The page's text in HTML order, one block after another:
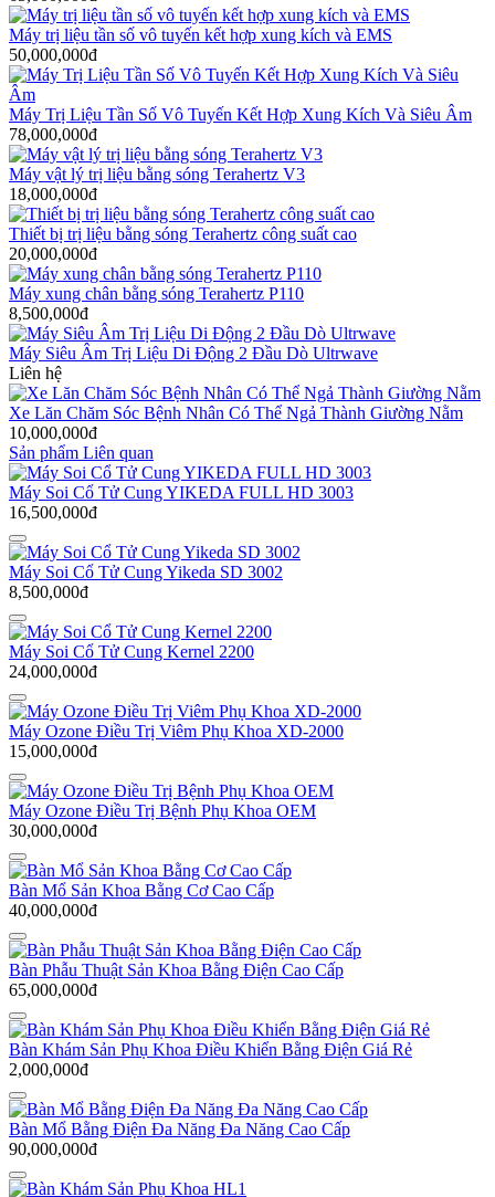
Máy trị liệu tần số vô tuyến kết hợp xung kích và EMS
50,000,000đ
Máy Trị Liệu Tần Số Vô Tuyến Kết Hợp Xung Kích Và Siêu Âm
78,000,000đ
Máy vật lý trị liệu bằng sóng Terahertz V3
18,000,000đ
Thiết bị trị liệu bằng sóng Terahertz công suất cao
20,000,000đ
Máy xung chân bằng sóng Terahertz P110
8,500,000đ
Máy Siêu Âm Trị Liệu Di Động 2 Đầu Dò Ultrwave
Liên hệ
Xe Lăn Chăm Sóc Bệnh Nhân Có Thể Ngả Thành Giường Nằm
10,000,000đ
Sản phẩm Liên quan
Máy Soi Cổ Tử Cung YIKEDA FULL HD 3003
16,500,000đ
Máy Soi Cổ Tử Cung Yikeda SD 3002
8,500,000đ
Máy Soi Cổ Tử Cung Kernel 2200
24,000,000đ
Máy Ozone Điều Trị Viêm Phụ Khoa XD-2000
15,000,000đ
Máy Ozone Điều Trị Bệnh Phụ Khoa OEM
30,000,000đ
Bàn Mổ Sản Khoa Bằng Cơ Cao Cấp
40,000,000đ
Bàn Phẫu Thuật Sản Khoa Bằng Điện Cao Cấp
65,000,000đ
Bàn Khám Sản Phụ Khoa Điều Khiển Bằng Điện Giá Rẻ
2,000,000đ
Bàn Mổ Bằng Điện Đa Năng Đa Năng Cao Cấp
90,000,000đ